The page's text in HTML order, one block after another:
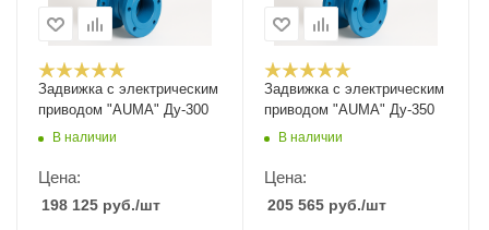
Задвижка с электрическим
приводом "AUMA" Ду-300
В наличии
Цена:
198 125 руб./шт
Задвижка с электрическим
приводом "AUMA" Ду-350
В наличии
Цена:
205 565 руб./шт